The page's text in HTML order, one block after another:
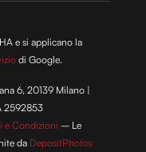
e si applicano la
di Google.
6, 20139 Milano |
2592853
e Condizioni – Le
da DepositPhotos